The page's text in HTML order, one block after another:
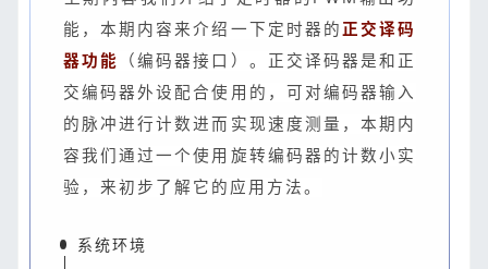
能，本期内容来介绍一下定时器的正交译码
器功能
（编码器接口）。正交译码器是和正
交编码器外设配合使用的，可对编码器输入
的脉冲进行计数进而实现速度测量，本期内
容我们通过一个使用旋转编码器的计数小实
验，来初步了解它的应用方法。
系统环境